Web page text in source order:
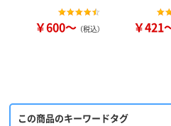
￥600～ （税込） ￥421
この商品のキーワードタグ